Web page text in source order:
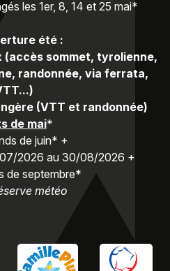
les 1er, 8, 14 et 25 mai*
été :
(accès sommet, tyrolienne,
randonnée, via ferrata,
(VTT et randonnée)
de mai*
de juin* +
2026 au 30/08/2026 +
de septembre*
météo